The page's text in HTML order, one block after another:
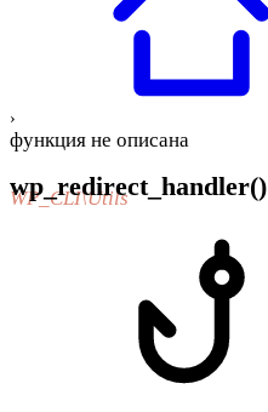
›
функция не описана
WP_CLI\Utils
wp_redirect_handler()